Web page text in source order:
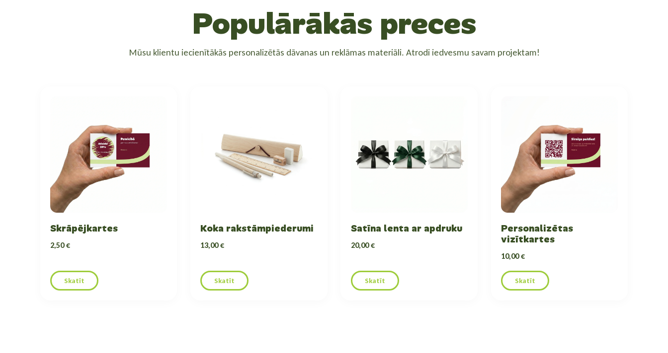
Populārākās preces
Mūsu klientu iecienītākās personalizētās dāvanas un reklāmas materiāli. Atrodi iedvesmu savam projektam!
Skrāpējkartes
2,50 €
Skatīt
Koka rakstāmpiederumi
13,00 €
Skatīt
Satīna lenta ar apdruku
20,00 €
Skatīt
Personalizētas
vizītkartes
10,00 €
Skatīt